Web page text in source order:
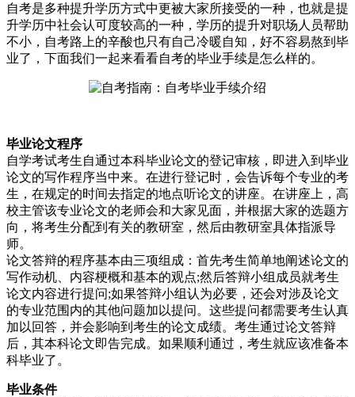
自考是多种提升学历方式中更被大家所接受的一种，也就是提
升学历中社会认可度较高的一种，学历的提升对职场人员帮助
不小，自考路上的辛酸也只有自己冷暖自知，好不容易熬到毕
业了，下面我们一起来看看自考的毕业手续是怎么样的。
毕业论文程序
自学考试考生自通过本科毕业论文的登记审核，即进入到毕业
论文的写作程序当中来。在进行登记时，会告诉每个专业的考
生，在规定的时间去指定的地点听论文的讲座。在讲座上，高
校主管该专业论文的老师会和大家见面，并根据大家的选题方
向，将考生分配到有关的教研室，然后由教研室具体指派导
师。
论文答辩的程序基本由三项组成：首先考生简单地阐述论文的
写作动机、内容梗概和基本的观点;然后答辩小组成员就考生
论文内容进行提问;如果答辩小组认为必要，还会对涉及论文
的专业范围内的其他问题加以提问。这些提问都需要考生认真
加以回答，并会影响到考生的论文成绩。考生通过论文答辩
后，其本科论文即告完成。如果顺利通过，考生就应该准备本
科毕业了。
毕业条件